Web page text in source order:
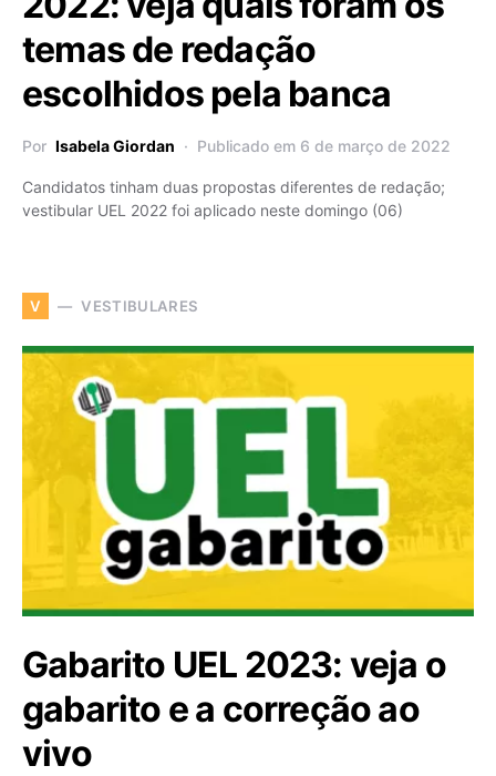
temas de redação
escolhidos pela banca
Por Isabela Giordan Publicado em 6 de março de 2022
Candidatos tinham duas propostas diferentes de redação;
vestibular UEL 2022 foi aplicado neste domingo (06)
V VESTIBULARES
Gabarito UEL 2023: veja o
gabarito e a correção ao
vivo